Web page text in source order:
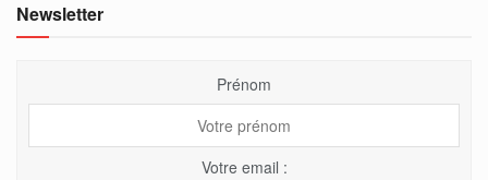
Newsletter
Prénom
Votre email :